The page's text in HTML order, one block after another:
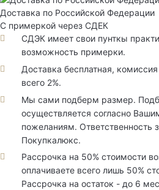
Доставка по Российской Федерации
С примеркой через СДЕК
СДЭК имеет свои пунткы
возможность примерки.
Доставка бесплатная,
всего 2%.
Мы сами подберм размер.
осуществляется согласно
пожеланиям. Ответственность
Покупкалюкс.
Рассрочка на 50% стоимости
оплачиваете всего лишь 50%
Рассрочка на остаток - до 6